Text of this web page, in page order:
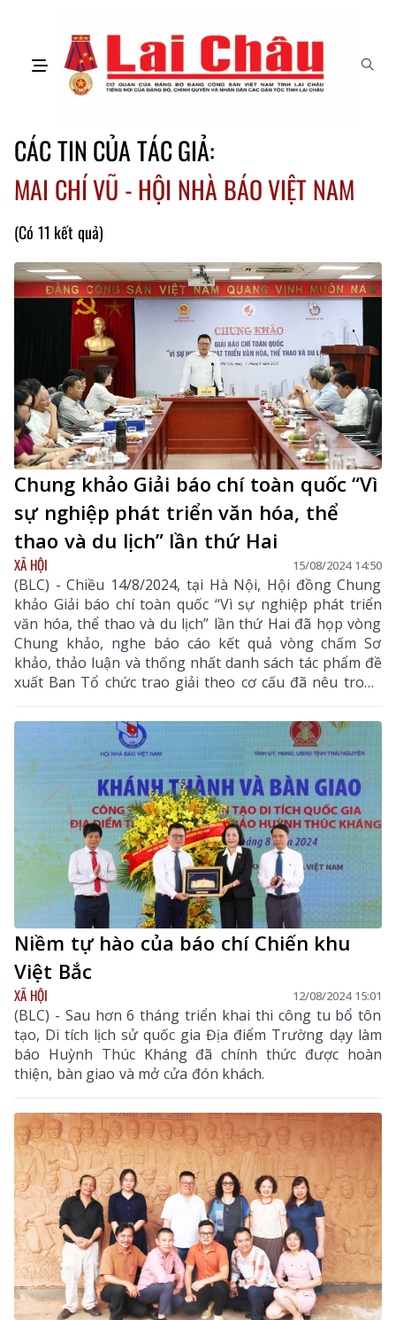
CÁC TIN CỦA TÁC GIẢ:
MAI CHÍ VŨ - HỘI NHÀ BÁO VIỆT NAM
(Có 11 kết quả)
Chung khảo Giải báo chí toàn quốc “Vì
sự nghiệp phát triển văn hóa, thể
thao và du lịch” lần thứ Hai
XÃ HỘI 15/08/2024 14:50
(BLC) - Chiều 14/8/2024, tại Hà Nội, Hội đồng Chung
khảo Giải báo chí toàn quốc “Vì sự nghiệp phát triển
văn hóa, thể thao và du lịch” lần thứ Hai đã họp vòng
Chung khảo, nghe báo cáo kết quả vòng chấm Sơ
khảo, thảo luận và thống nhất danh sách tác phẩm đề
xuất Ban Tổ chức trao giải theo cơ cấu đã nêu trong
Thể lệ Giải.
Niềm tự hào của báo chí Chiến khu
Việt Bắc
XÃ HỘI 12/08/2024 15:01
(BLC) - Sau hơn 6 tháng triển khai thi công tu bổ tôn
tạo, Di tích lịch sử quốc gia Địa điểm Trường dạy làm
báo Huỳnh Thúc Kháng đã chính thức được hoàn
thiện, bàn giao và mở cửa đón khách.